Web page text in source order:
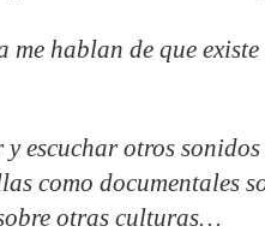
me hablan de que
escuchar otros
como documentales
otras culturas…